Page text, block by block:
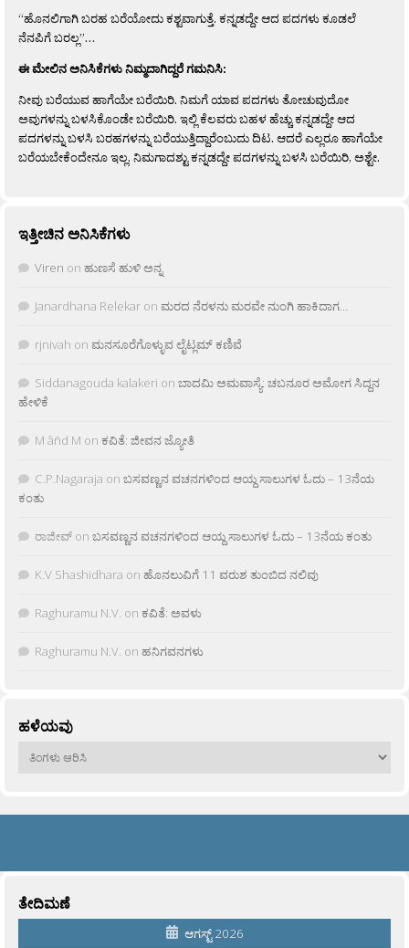
“ಹೊನಲಿಗಾಗಿ ಬರಹ ಬರೆಯೋದು ಕಶ್ಟವಾಗುತ್ತೆ. ಕನ್ನಡದ್ದೇ ಆದ ಪದಗಳು ಕೂಡಲೆ
ನೆನಪಿಗೆ ಬರಲ್ಲ”…
ಈ ಮೇಲಿನ ಅನಿಸಿಕೆಗಳು ನಿಮ್ಮದಾಗಿದ್ದರೆ ಗಮನಿಸಿ:
ನೀವು ಬರೆಯುವ ಹಾಗೆಯೇ ಬರೆಯಿರಿ. ನಿಮಗೆ ಯಾವ ಪದಗಳು ತೋಚುವುದೋ
ಅವುಗಳನ್ನು ಬಳಸಿಕೊಂಡೇ ಬರೆಯಿರಿ. ಇಲ್ಲಿ ಕೆಲವರು ಬಹಳ ಹೆಚ್ಚು ಕನ್ನಡದ್ದೇ ಆದ
ಪದಗಳನ್ನು ಬಳಸಿ ಬರಹಗಳನ್ನು ಬರೆಯುತ್ತಿದ್ದಾರೆಂಬುದು ದಿಟ. ಆದರೆ ಎಲ್ಲರೂ ಹಾಗೆಯೇ
ಬರೆಯಬೇಕೆಂದೇನೂ ಇಲ್ಲ. ನಿಮಗಾದಶ್ಟು ಕನ್ನಡದ್ದೇ ಪದಗಳನ್ನು ಬಳಸಿ ಬರೆಯಿರಿ, ಅಶ್ಟೇ.
ಇತ್ತೀಚಿನ ಅನಿಸಿಕೆಗಳು
Viren on ಹುಣಸೆ ಹುಳಿ ಅನ್ನ
Janardhana Relekar on ಮರದ ನೆರಳನು ಮರವೇ ನುಂಗಿ ಹಾಕಿದಾಗ…
rjnivah on ಮನಸೂರೆಗೊಳ್ಳುವ ಲೈಟ್ಲಮ್ ಕಣಿವೆ
Siddanagouda kalakeri on ಬಾದಮಿ ಅಮವಾಸ್ಯೆ: ಚಬನೂರ ಅಮೋಗ ಸಿದ್ದನ
ಹೇಳಿಕೆ
M âñd M on ಕವಿತೆ: ಜೀವನ ಜ್ಯೋತಿ
C.P.Nagaraja on ಬಸವಣ್ಣನ ವಚನಗಳಿಂದ ಆಯ್ದ ಸಾಲುಗಳ ಓದು – 13ನೆಯ
ಕಂತು
ರಾಜೀವ್ on ಬಸವಣ್ಣನ ವಚನಗಳಿಂದ ಆಯ್ದ ಸಾಲುಗಳ ಓದು – 13ನೆಯ ಕಂತು
K.V Shashidhara on ಹೊನಲುವಿಗೆ 11 ವರುಶ ತುಂಬಿದ ನಲಿವು
Raghuramu N.V. on ಕವಿತೆ: ಅವಳು
Raghuramu N.V. on ಹನಿಗವನಗಳು
ಹಳೆಯವು
ಹಳೆಯವು
ತೇದಿಮಣೆ
ಆಗಸ್ಟ್ 2026